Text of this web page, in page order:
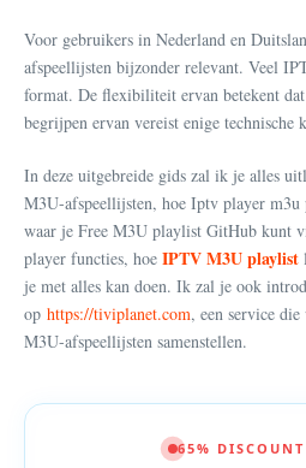
Voor gebruikers in Nederland en
afspeellijsten bijzonder relevant. Veel
format. De flexibiliteit ervan betekent
begrijpen ervan vereist enige technische
In deze uitgebreide gids zal ik je alles
M3U-afspeellijsten, hoe Iptv player
waar je Free M3U playlist GitHub kunt
player functies, hoe IPTV M3U playlist
je met alles kan doen. Ik zal je ook
op https://tiviplanet.com, een service
M3U-afspeellijsten samenstellen.
65%